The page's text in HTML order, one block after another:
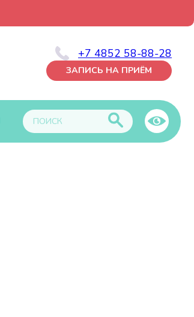
+7 4852 58-88-28
ЗАПИСЬ НА ПРИЁМ